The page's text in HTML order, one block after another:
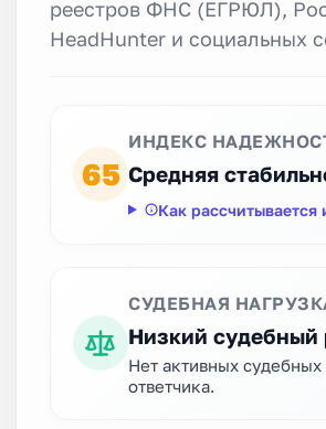
реестров ФНС (ЕГРЮЛ),
HeadHunter и социальных
65
ИНДЕКС
Средняя
Как рассчитывается
СУДЕБНАЯ
Низкий судебный
Нет активных
ответчика.